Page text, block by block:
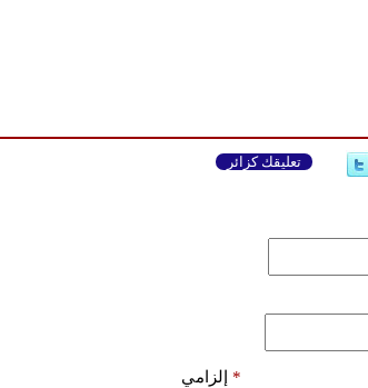
تعليقك كزائر
إلزامي *